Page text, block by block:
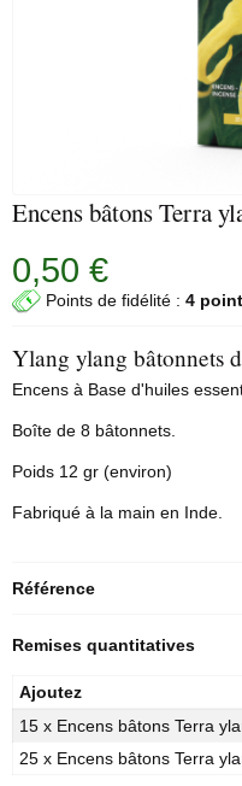
Encens bâtons Terra
0,50 €
Points de fidélité : 4
Ylang ylang bâtonnets
Encens à Base d'huiles
Boîte de 8 bâtonnets.
Poids 12 gr (environ)
Fabriqué à la main en Inde.
Référence
Remises quantitatives
Ajoutez
15 x Encens bâtons Terra
25 x Encens bâtons Terra